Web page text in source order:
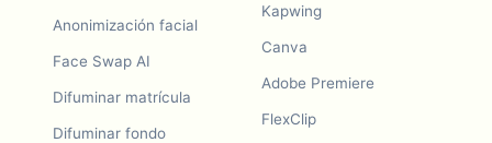
Anonimización facial
Face Swap AI
Difuminar matrícula
Difuminar fondo
Kapwing
Canva
Adobe Premiere
FlexClip